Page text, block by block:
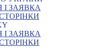
ЗАЯВКА
ЗАЯВКА